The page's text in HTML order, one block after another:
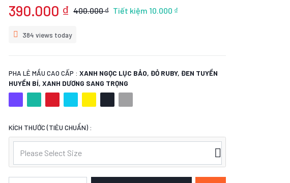
390.000 ₫ 400.000 ₫ Tiết kiệm 10.000 ₫
384 views today
PHA LÊ MẦU CAO CẤP : XANH NGỌC LỤC BẢO, ĐỎ RUBY, ĐEN TUYỀN
HUYỀN BÍ, XANH DƯƠNG SANG TRỌNG
KÍCH THƯỚC (TIÊU CHUẨN) :
Please Select Size